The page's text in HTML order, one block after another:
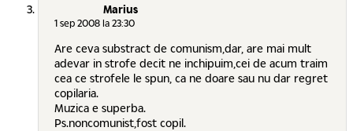
Marius
1 sep 2008 la 23:30
Are ceva substract de comunism,dar, are mai mult
adevar in strofe decit ne inchipuim,cei de acum traim
cea ce strofele le spun, ca ne doare sau nu dar regret
copilaria.
Muzica e superba.
Ps.noncomunist,fost copil.